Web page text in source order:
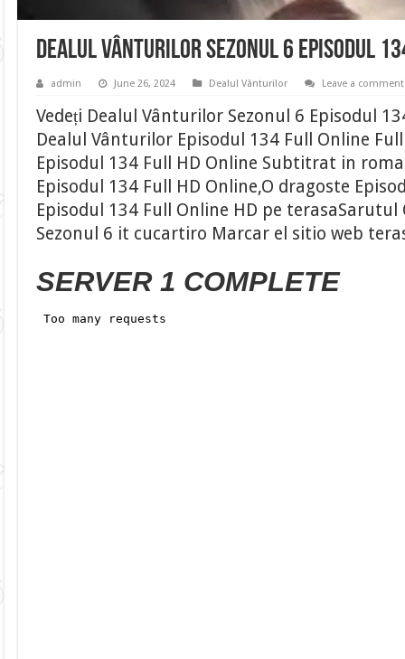
Dealul Vânturilor Sezonul 6 Episodul
admin June 26, 2024 Dealul Vânturilor Leave a comment
Vedeți Dealul Vânturilor Sezonul 6 Episodul
Dealul Vânturilor Episodul 134 Full Online
Episodul 134 Full HD Online Subtitrat in
Episodul 134 Full HD Online,O dragoste
Episodul 134 Full Online HD pe
Sezonul 6 it cucartiro Marcar el sitio web
SERVER 1 COMPLETE